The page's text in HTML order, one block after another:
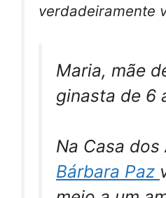
verdadeiramente
Maria, mãe
ginasta de 6
Na Casa
Bárbara Paz